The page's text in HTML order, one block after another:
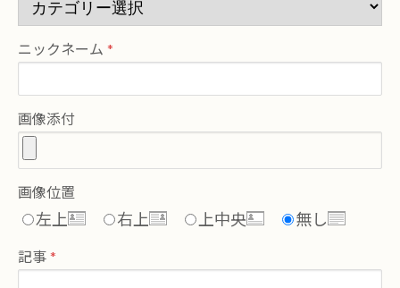
ニックネーム
画像添付
画像位置
左上 右上 上中央 無し
記事